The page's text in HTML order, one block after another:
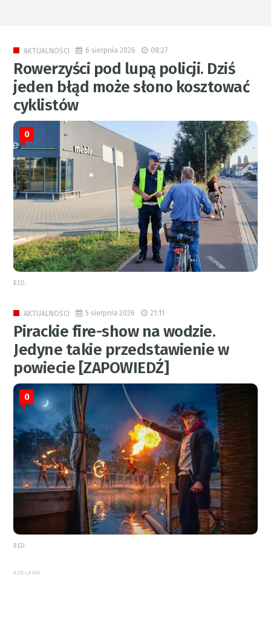
AKTUALNOŚCI 6 sierpnia 2026 08:27
Rowerzyści pod lupą policji. Dziś
jeden błąd może słono kosztować
cyklistów
0
RED.
AKTUALNOŚCI 5 sierpnia 2026 21:11
Pirackie fire-show na wodzie.
Jedyne takie przedstawienie w
powiecie [ZAPOWIEDŹ]
0
RED.
REKLAMA